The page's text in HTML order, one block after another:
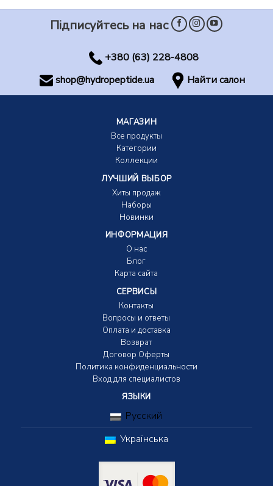
Підписуйтесь на нас
+380 (63) 228-4808
shop@hydropeptide.ua
Найти салон
МАГАЗИН
Все продукты
Категории
Коллекции
ЛУЧШИЙ ВЫБОР
Хиты продаж
Наборы
Новинки
ИНФОРМАЦИЯ
О нас
Блог
Карта сайта
СЕРВИСЫ
Контакты
Вопросы и ответы
Оплата и доставка
Возврат
Договор Оферты
Политика конфиденциальности
Вход для специалистов
ЯЗЫКИ
Русский
Українська